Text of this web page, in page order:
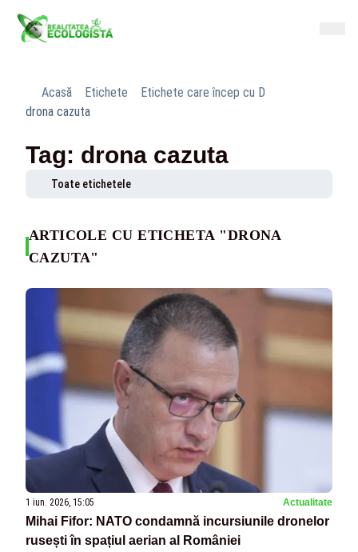
Acasă Etichete
Etichete care încep cu D
drona cazuta
Tag: drona cazuta
Toate etichetele
ARTICOLE CU ETICHETA "DRONA
CAZUTA"
1 iun. 2026, 15:05 Actualitate
Mihai Fifor: NATO condamnă incursiunile dronelor
rusești în spațiul aerian al României